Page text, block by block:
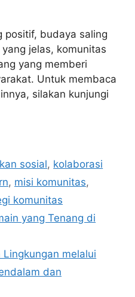
positif, budaya saling
jelas, komunitas
yang memberi
Untuk membaca
silakan kunjungi
sosial, kolaborasi
, misi komunitas,
komunitas
yang Tenang di
melalui
dan